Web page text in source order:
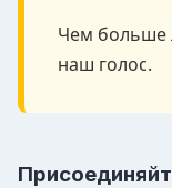
Чем больше
наш голос.